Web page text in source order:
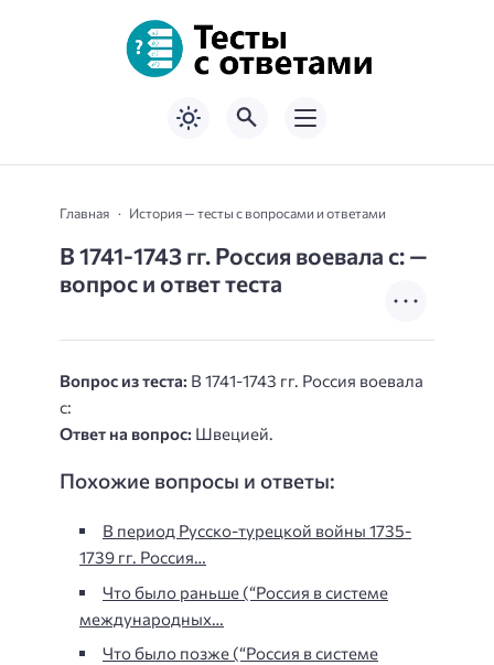
Главная История — тесты с вопросами и ответами
В 1741-1743 гг. Россия воевала с: —
вопрос и ответ теста
Вопрос из теста: В 1741-1743 гг. Россия воевала
с:
Ответ на вопрос: Швецией.
Похожие вопросы и ответы:
В период Русско-турецкой войны 1735-
1739 гг. Россия…
Что было раньше (“Россия в системе
международных…
Что было позже (“Россия в системе